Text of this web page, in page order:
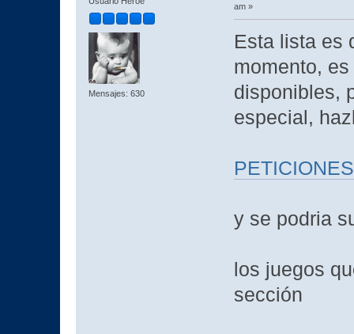
Mensajes: 630
am »
Esta lista es
momento,
disponibles,
especial,
PETICIONES
y se podria
los juegos
sección